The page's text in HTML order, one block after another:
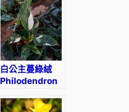
白公主蔓綠絨
Philodendron
Princess’